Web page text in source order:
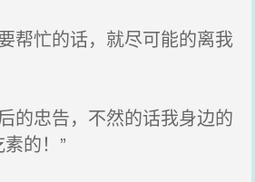
帮忙的话，就尽可能的离我
的忠告，不然的话我身边的
的！”